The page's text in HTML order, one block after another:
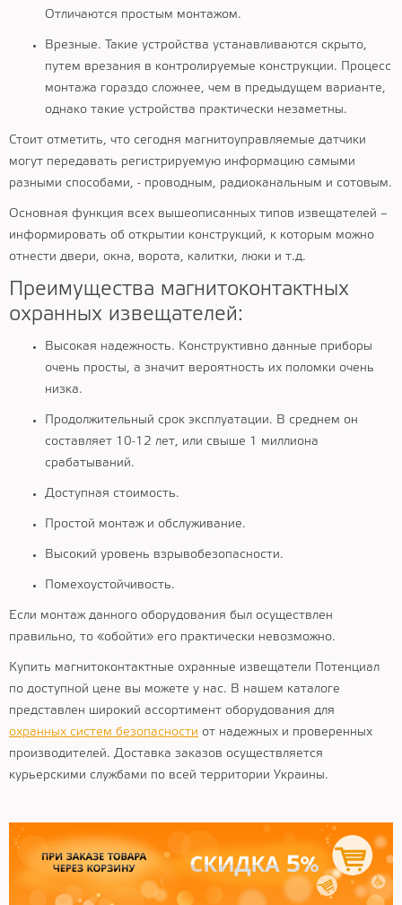
Отличаются простым монтажом.
Врезные. Такие устройства устанавливаются скрыто,
путем врезания в контролируемые конструкции. Процесс
монтажа гораздо сложнее, чем в предыдущем варианте,
однако такие устройства практически незаметны.
Стоит отметить, что сегодня магнитоуправляемые датчики
могут передавать регистрируемую информацию самыми
разными способами, - проводным, радиоканальным и сотовым.
Основная функция всех вышеописанных типов извещателей –
информировать об открытии конструкций, к которым можно
отнести двери, окна, ворота, калитки, люки и т.д.
Преимущества магнитоконтактных
охранных извещателей:
Высокая надежность. Конструктивно данные приборы
очень просты, а значит вероятность их поломки очень
низка.
Продолжительный срок эксплуатации. В среднем он
составляет 10-12 лет, или свыше 1 миллиона
срабатываний.
Доступная стоимость.
Простой монтаж и обслуживание.
Высокий уровень взрывобезопасности.
Помехоустойчивость.
Если монтаж данного оборудования был осуществлен
правильно, то «обойти» его практически невозможно.
Купить магнитоконтактные охранные извещатели Потенциал
по доступной цене вы можете у нас. В нашем каталоге
представлен широкий ассортимент оборудования для
охранных систем безопасности от надежных и проверенных
производителей. Доставка заказов осуществляется
курьерскими службами по всей территории Украины.